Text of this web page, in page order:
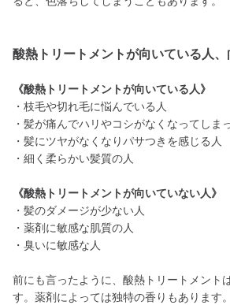
酸熱トリートメントが向いている人
《酸熱トリートメントが向いている人》
・枝毛や切れ毛に悩んでいる人
・髪が痛んでハリやコシがなくなってしま
・髪にツヤがなくなりパサつきを感じる人
・細く柔らかい髪質の人
《酸熱トリートメントが向いていない人》
・髪のダメージが少ない人
・薬剤に敏感な肌質の人
・臭いに敏感な人
前にも言ったように、酸熱トリートメント
す。薬剤によっては独特の香りもあります